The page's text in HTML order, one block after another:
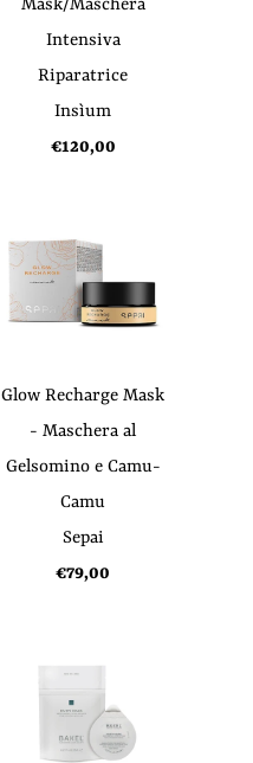
Mask/Maschera
Intensiva
Riparatrice
Insìum
€120,00
Glow Recharge Mask
- Maschera al
Gelsomino e Camu-
Camu
Sepai
€79,00